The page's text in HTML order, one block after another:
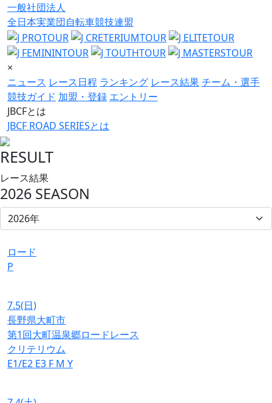
一般社団法人
全日本実業団自転車競技連盟
×
ニュース レース日程 ランキング レース結果チーム・選手
競技ガイド 加盟・登録 エントリー
JBCFとは
JBCF ROAD SERIESとは
RESULT
レース結果
2026 SEASON
ロード
P
7.5(日)
長野県大町市
第1回大町温泉郷ロードレース
クリテリウム
E1/E2 E3 F M Y